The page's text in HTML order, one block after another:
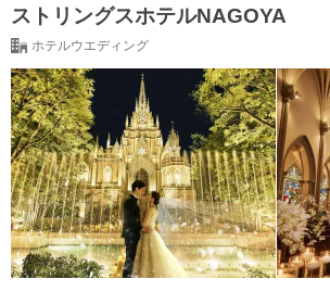
ストリングスホテルNAGOYA
ホテルウエディング